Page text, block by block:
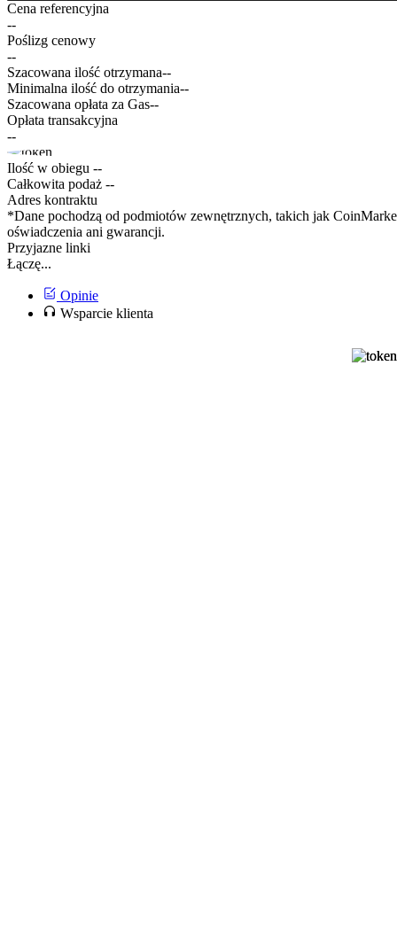
Cena referencyjna
--
Poślizg cenowy
--
Szacowana ilość otrzymana--
Minimalna ilość do otrzymania--
Szacowana opłata za Gas--
Opłata transakcyjna
--
Ilość w obiegu --
Całkowita podaż --
Adres kontraktu
*Dane pochodzą od podmiotów zewnętrznych, takich jak
oświadczenia ani gwarancji.
Przyjazne linki
Łączę...
Opinie
Wsparcie klienta